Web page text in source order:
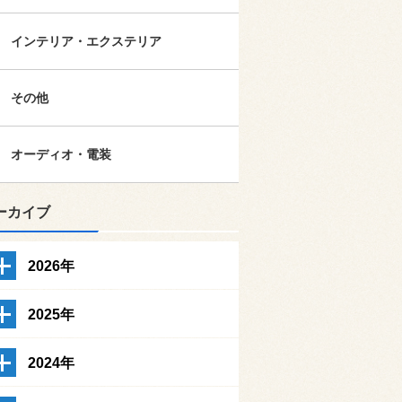
インテリア・エクステリア
その他
オーディオ・電装
カイブ
2026年
2025年
2024年